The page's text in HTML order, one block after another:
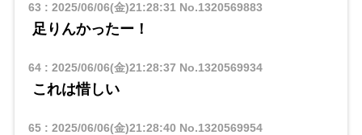
63 : 2025/06/06(金)21:28:31No.1320569883
足りんかったー！
64: 2025/06/06(金)21:28:37 No.1320569934
これは惜しい
65: 2025/06/06(金)21:28:40 No.1320569954